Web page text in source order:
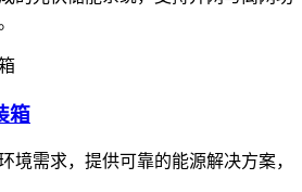
箱
境需求，提供可靠的能源解决方案，